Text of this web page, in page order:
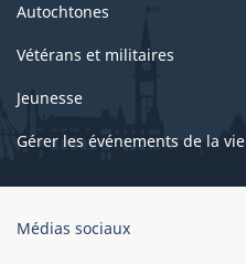
Autochtones
Vétérans et militaires
Jeunesse
Gérer les événements de la vie
Organisation
Médias sociaux